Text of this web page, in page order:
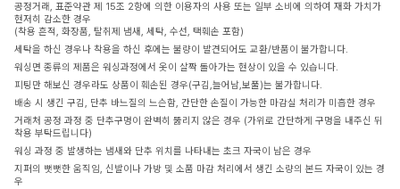
공정거래, 표준약관 제 15조 2항에 의한 이용자의 사용 또는 일부 소비에 의하여 재화 가치가
현저히 감소한 경우
(착용 흔적, 화장품, 탈취제 냄새, 세탁, 수선, 택훼손 포함)
세탁을 하신 경우나 착용을 하신 후에는 불량이 발견되어도 교환/반품이 불가합니다.
워싱면 종류의 제품은 워싱과정에서 옷이 살짝 돌아가는 현상이 있을 수 있습니다.
피팅만 해보신 경우라도 상품이 훼손된 경우(구김,늘어남,보풀)는 불가합니다.
배송 시 생긴 구김, 단추 바느질의 느슨함, 간단한 손질이 가능한 마감실 처리가 미흡한 경우
거래처 공정 과정 중 단추구멍이 완벽히 뚫리지 않은 경우 (가위로 간단하게 구멍을 내주신 뒤
착용 부탁드립니다)
워싱 과정 중 발생하는 냄새와 단추 위치를 나타내는 초크 자국이 남은 경우
지퍼의 뻣뻣한 움직임, 신발이나 가방 및 소품 마감 처리에서 생긴 소량의 본드 자국이 있는 경
우